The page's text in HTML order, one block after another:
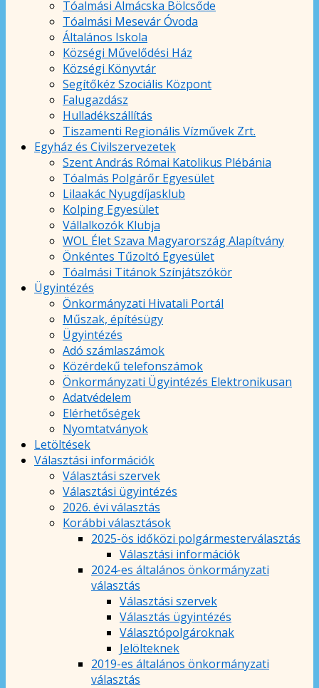
Tóalmási Almácska Bölcsőde
Tóalmási Mesevár Óvoda
Általános Iskola
Községi Művelődési Ház
Községi Könyvtár
Segítőkéz Szociális Központ
Falugazdász
Hulladékszállítás
Tiszamenti Regionális Vízművek Zrt.
Egyház és Civilszervezetek
Szent András Római Katolikus Plébánia
Tóalmás Polgárőr Egyesület
Lilaakác Nyugdíjasklub
Kolping Egyesület
Vállalkozók Klubja
WOL Élet Szava Magyarország Alapítvány
Önkéntes Tűzoltó Egyesület
Tóalmási Titánok Színjátszókör
Ügyintézés
Önkormányzati Hivatali Portál
Műszak, építésügy
Ügyintézés
Adó számlaszámok
Közérdekű telefonszámok
Önkormányzati Ügyintézés Elektronikusan
Adatvédelem
Elérhetőségek
Nyomtatványok
Letöltések
Választási információk
Választási szervek
Választási ügyintézés
2026. évi választás
Korábbi választások
2025-ös időközi polgármesterválasztás
Választási információk
2024-es általános önkormányzati
választás
Választási szervek
Választás ügyintézés
Választópolgároknak
Jelölteknek
2019-es általános önkormányzati
választás